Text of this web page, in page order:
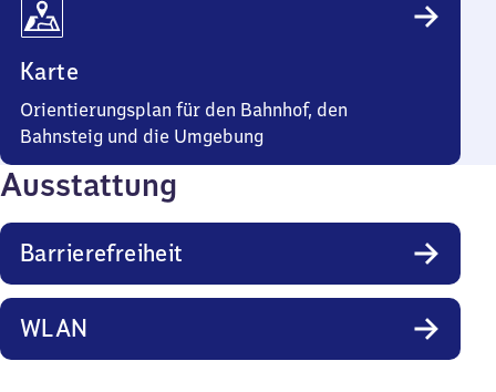
Karte
Orientierungsplan für den Bahnhof, den
Bahnsteig und die Umgebung
Ausstattung
Barrierefreiheit
WLAN